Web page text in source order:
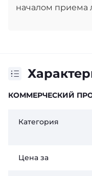
началом приема
КОММЕРЧЕСКИЙ
Категория
Цена за